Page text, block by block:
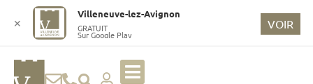
✕
Villeneuve-lez-Avignon
GRATUIT
Sur Google Play
VOIR